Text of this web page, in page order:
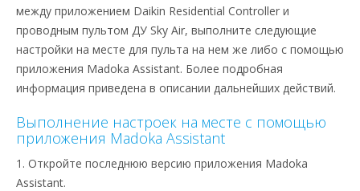
между приложением Daikin Residential Controller и
проводным пультом ДУ Sky Air, выполните следующие
настройки на месте для пульта на нем же либо с помощью
приложения Madoka Assistant. Более подробная
информация приведена в описании дальнейших действий.
Выполнение настроек на месте с помощью
приложения Madoka Assistant
1. Откройте последнюю версию приложения Madoka
Assistant.